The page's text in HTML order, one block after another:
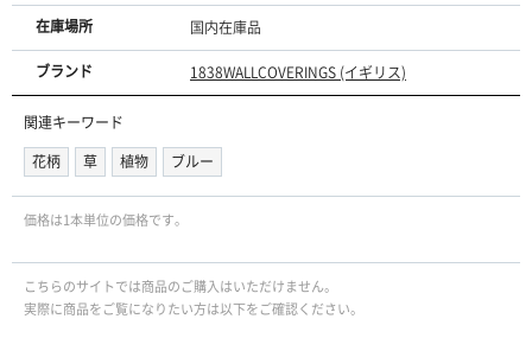
在庫場所 国内在庫品
ブランド 1838WALLCOVERINGS (イギリス)
関連キーワード
花柄
草 植物 ブルー
価格は1本単位の価格です｡
こちらのサイトでは商品のご購入はいただけません。
実際に商品をご覧になりたい方は以下をご確認ください。